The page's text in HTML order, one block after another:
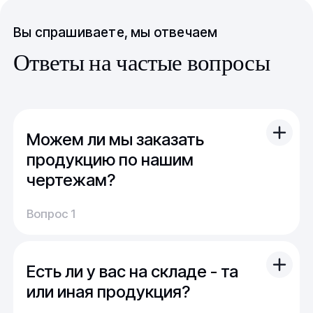
Вы спрашиваете, мы отвечаем
Ответы на частые вопросы
Можем ли мы заказать
продукцию по нашим
чертежам?
Вы можете отправить свой чертеж/проект
(в т.ч. примерный) с техническим заданием.
Мы можем изготовить для вас как мелкую
продукцию (метизы, точеные отводы,
детали), так и большие изделия
Вопрос 1
Есть ли у вас на складе - та
или иная продукция?